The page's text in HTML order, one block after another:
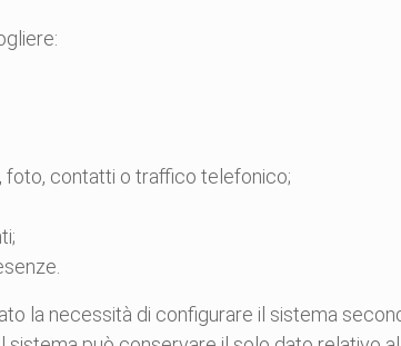
foto, contatti o traffico telefonico;
la necessità di configurare il sistema